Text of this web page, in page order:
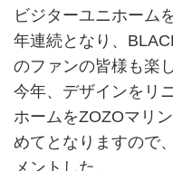
ビジターユニホーム
年連続となり、
のファンの皆様も楽
今年、デザインをリ
ホームをZOZOマリ
めてとなりますので
メントした。